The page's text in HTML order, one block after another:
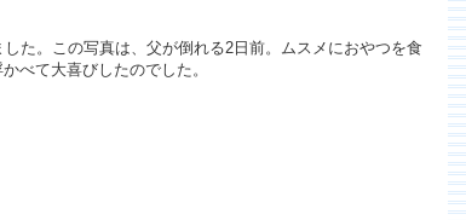
た。この写真は、父が倒れる2日前。ムスメにおやつを食
べて大喜びしたのでした。